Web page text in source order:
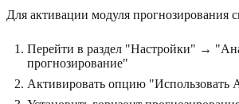
Для активации модуля прогнозирования
Перейти в раздел "Настройки" →
прогнозирование"
Активировать опцию "Использовать